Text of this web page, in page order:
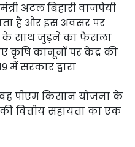
अटल बिहारी वाजपेयी
है और इस अवसर पर
के साथ जुड़ने का फैसला
कृषि कानूनों पर केंद्र की
में सरकार द्वारा
वह पीएम किसान योजना के
वित्तीय सहायता का एक